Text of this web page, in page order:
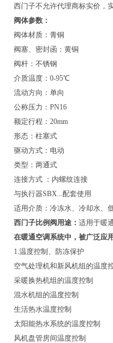
西门子不允许代理商标实价，
阀体参数：
阀体材质：青铜
阀塞、密封函：黄铜
阀杆：不锈钢
介质温度：0-95℃
流动方向：单向
公称压力：PN16
额定行程：20mm
形态：柱塞式
驱动方式：电动
类型：两通式
连接方式 ：内螺纹连接
与执行器SBX...配套使用
适用介质：冷冻水、冷却水、
西门子比例阀用途： 适用于暖
在暖通空调系统中，被广泛应
1.温度控制、防冻保护
空气处理机和新风机组的温度
采暖换热机组的温度控制
混水机组的温度控制
生活热水温度控制
太阳能热水系统的温度控制
风机盘管房间温度控制